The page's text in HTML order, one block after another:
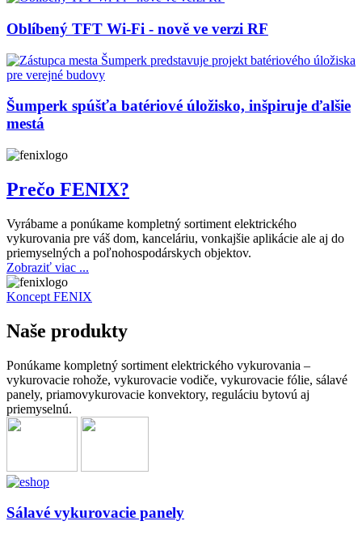
Oblíbený TFT Wi-Fi - nově ve verzi RF
Šumperk spúšťa batériové úložisko, inšpiruje ďalšie
mestá
Prečo FENIX?
Vyrábame a ponúkame kompletný sortiment elektrického
vykurovania pre váš dom, kanceláriu, vonkajšie aplikácie ale aj do
priemyselných a poľnohospodárskych objektov.
Zobraziť viac ...
Koncept FENIX
Naše produkty
Ponúkame kompletný sortiment elektrického vykurovania –
vykurovacie rohože, vykurovacie vodiče, vykurovacie fólie, sálavé
panely, priamovykurovacie konvektory, reguláciu bytovú aj
priemyselnú.
Sálavé vykurovacie panely